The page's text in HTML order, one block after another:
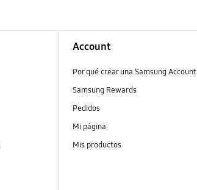
Account
Por qué crear una Samsung Account
Samsung Rewards
Pedidos
Mi página
Mis productos